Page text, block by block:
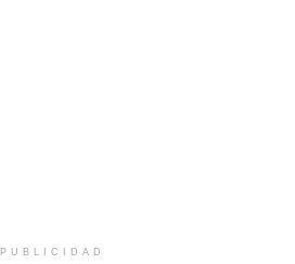
PUBLICIDAD